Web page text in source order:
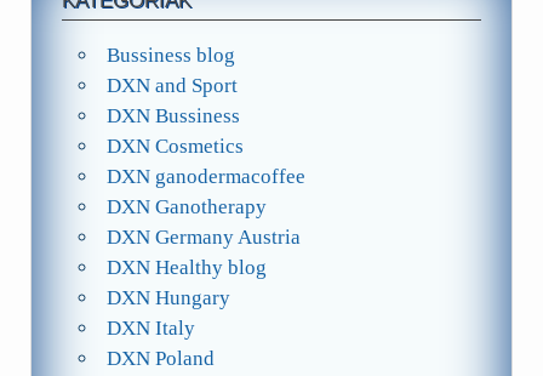
Bussiness blog
DXN and Sport
DXN Bussiness
DXN Cosmetics
DXN ganodermacoffee
DXN Ganotherapy
DXN Germany Austria
DXN Healthy blog
DXN Hungary
DXN Italy
DXN Poland